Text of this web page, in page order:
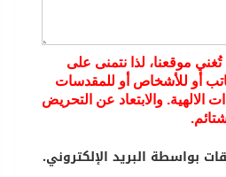
تُغني موقعنا، لذا نتمنى على
أو للأشخاص أو للمقدسات
الالهية. والابتعاد عن التحريض
بواسطة البريد الإلكتروني.